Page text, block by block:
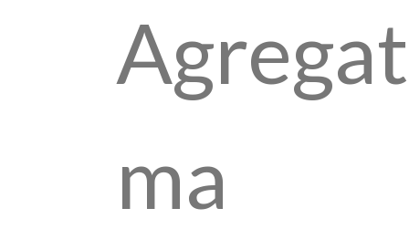
Agregat
ma